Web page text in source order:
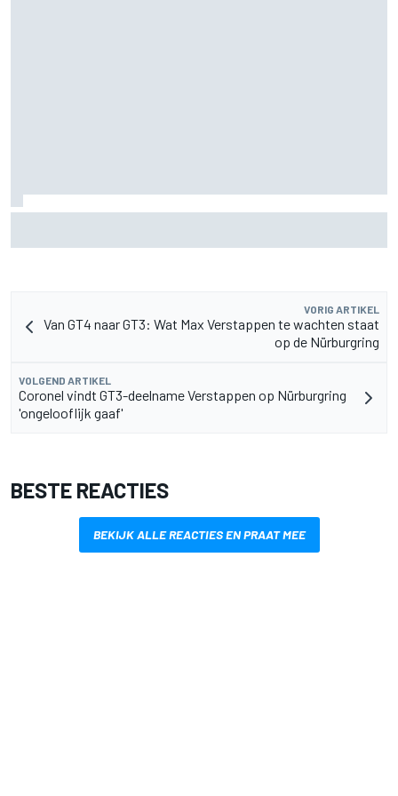
VORIG ARTIKEL
Van GT4 naar GT3: Wat Max Verstappen te wachten staat
op de Nürburgring
VOLGEND ARTIKEL
Coronel vindt GT3-deelname Verstappen op Nürburgring
'ongelooflijk gaaf'
BESTE REACTIES
BEKIJK ALLE REACTIES EN PRAAT MEE